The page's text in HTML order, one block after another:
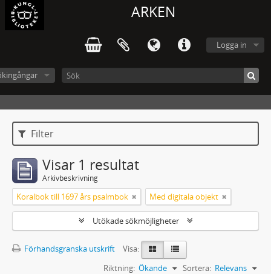
ARKEN
Logga in
Filter
Visar 1 resultat
Arkivbeskrivning
Koralbok till 1697 års psalmbok Med digitala objekt
Utökade sökmöjligheter
Förhandsgranska utskrift
Visa:
Sortera: Relevans
Riktning: Ökande